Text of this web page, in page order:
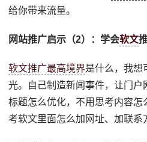
给你带来流量。
网站推广启示（2）：学会软文
软文推广最高境界是什么，我想
光。自己制造新闻事件，让门户
标题怎么优化，不用思考内容怎
考软文里面怎么加网址、加联系